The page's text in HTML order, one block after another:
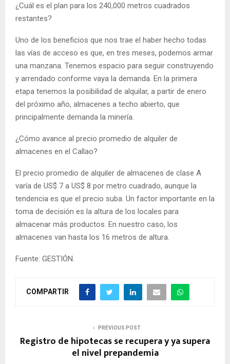
¿Cuál es el plan para los 240,000 metros cuadrados
restantes?
Uno de los beneficios que nos trae el haber hecho todas
las vías de acceso es que, en tres meses, podemos armar
una manzana. Tenemos espacio para seguir construyendo
y arrendado conforme vaya la demanda. En la primera
etapa tenemos la posibilidad de alquilar, a partir de enero
del próximo año, almacenes a techo abierto, que
principalmente demanda la minería.
¿Cómo avance al precio promedio de alquiler de
almacenes en el Callao?
El precio promedio de alquiler de almacenes de clase A
varía de US$ 7 a US$ 8 por metro cuadrado, aunque la
tendencia es que el precio suba. Un factor importante en la
toma de decisión es la altura de los locales para
almacenar más productos. En nuestro caso, los
almacenes van hasta los 16 metros de altura.
Fuente: GESTIÓN.
COMPARTIR
PREVIOUS POST
Registro de hipotecas se recupera y ya supera
el nivel prepandemia